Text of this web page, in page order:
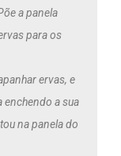
a panela
para os
ervas, e
enchendo a sua
na panela do